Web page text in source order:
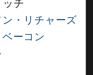
ッチ
・リチャーズ
ーコン